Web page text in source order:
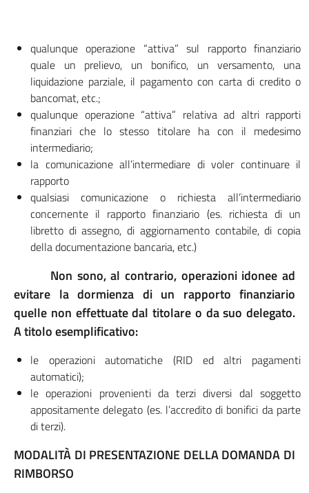
qualunque operazione “attiva” sul rapporto finanziario
quale un prelievo, un bonifico, un versamento, una
liquidazione parziale, il pagamento con carta di credito o
bancomat, etc.;
qualunque operazione “attiva” relativa ad altri rapporti
finanziari che lo stesso titolare ha con il medesimo
intermediario;
la comunicazione all’intermediare di voler continuare il
rapporto
qualsiasi comunicazione o richiesta all’intermediario
concernente il rapporto finanziario (es. richiesta di un
libretto di assegno, di aggiornamento contabile, di copia
della documentazione bancaria, etc.)
Non sono, al contrario, operazioni idonee ad
evitare la dormienza di un rapporto finanziario
quelle non effettuate dal titolare o da suo delegato.
A titolo esemplificativo:
le operazioni automatiche (RID ed altri pagamenti
automatici);
le operazioni provenienti da terzi diversi dal soggetto
appositamente delegato (es. l’accredito di bonifici da parte
di terzi).
MODALITÀ DI PRESENTAZIONE DELLA DOMANDA DI
RIMBORSO